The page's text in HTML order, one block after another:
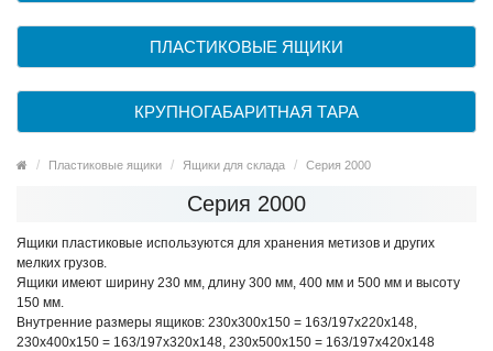
ПЛАСТИКОВЫЕ ЯЩИКИ
КРУПНОГАБАРИТНАЯ ТАРА
Пластиковые ящики Ящики для склада Серия 2000
Серия 2000
Ящики пластиковые используются для хранения метизов и других
мелких грузов.
Ящики имеют ширину 230 мм, длину 300 мм, 400 мм и 500 мм и высоту
150 мм.
Внутренние размеры ящиков: 230х300x150 = 163/197х220x148,
230х400x150 = 163/197х320x148, 230х500x150 = 163/197х420x148